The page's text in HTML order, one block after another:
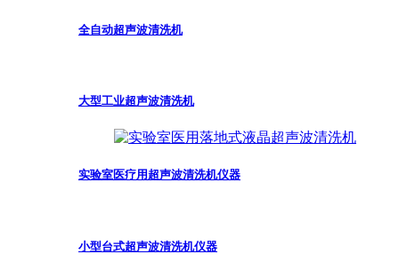
全自动超声波清洗机
大型工业超声波清洗机
实验室医疗用超声波清洗机仪器
小型台式超声波清洗机仪器